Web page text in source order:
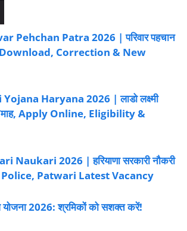
Pehchan Patra 2026 | परिवार पहचान
Download, Correction & New
Haryana 2026 | लाडो लक्ष्मी
माह, Apply Online, Eligibility &
Naukari 2026 | हरियाणा सरकारी नौकरी
Police, Patwari Latest Vacancy
योजना 2026: श्रमिकों को सशक्त करें!